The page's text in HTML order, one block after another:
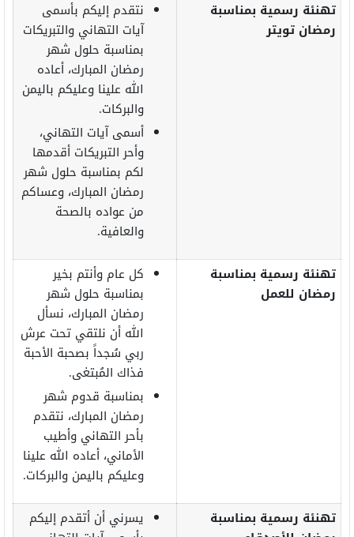
تهنئة رسمية بمناسبة
رمضان تويتر
نتقدم إليكم بأسمى
آيات التهاني والتبريكات
بمناسبة حلول شهر
رمضان المبارك، أعاده
الله علينا وعليكم باليمن
والبركات.
أسمى آيات التهاني،
وأحر التبريكات أقدمها
لكم بمناسبة حلول شهر
رمضان المبارك، وعساكم
من عواده بالصحة
والعافية.
تهنئة رسمية بمناسبة
رمضان للعمل
كل عام وأنتم بخير
بمناسبة حلول شهر
رمضان المبارك، ‏نسأل
الله أن نلتقي تحت عرش
ربي سُجداً ‏بصحبة الأحبة
فذاك المُبتغى.
بمناسبة قدوم شهر
رمضان المبارك، نتقدم
بأحر التهاني وأطيب
الأماني، أعاده الله علينا
وعليكم باليمن والبركات.
تهنئة رسمية بمناسبة
يسرني أن أتقدم إليكم